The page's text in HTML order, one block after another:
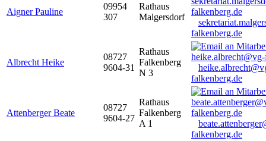
Aigner Pauline
09954
307
Rathaus
Malgersdorf
falkenberg.de
Albrecht Heike
08727
9604-31
Rathaus
Falkenberg
N 3
falkenberg.de
Attenberger Beate
08727
9604-27
Rathaus
Falkenberg
A 1
falkenberg.de